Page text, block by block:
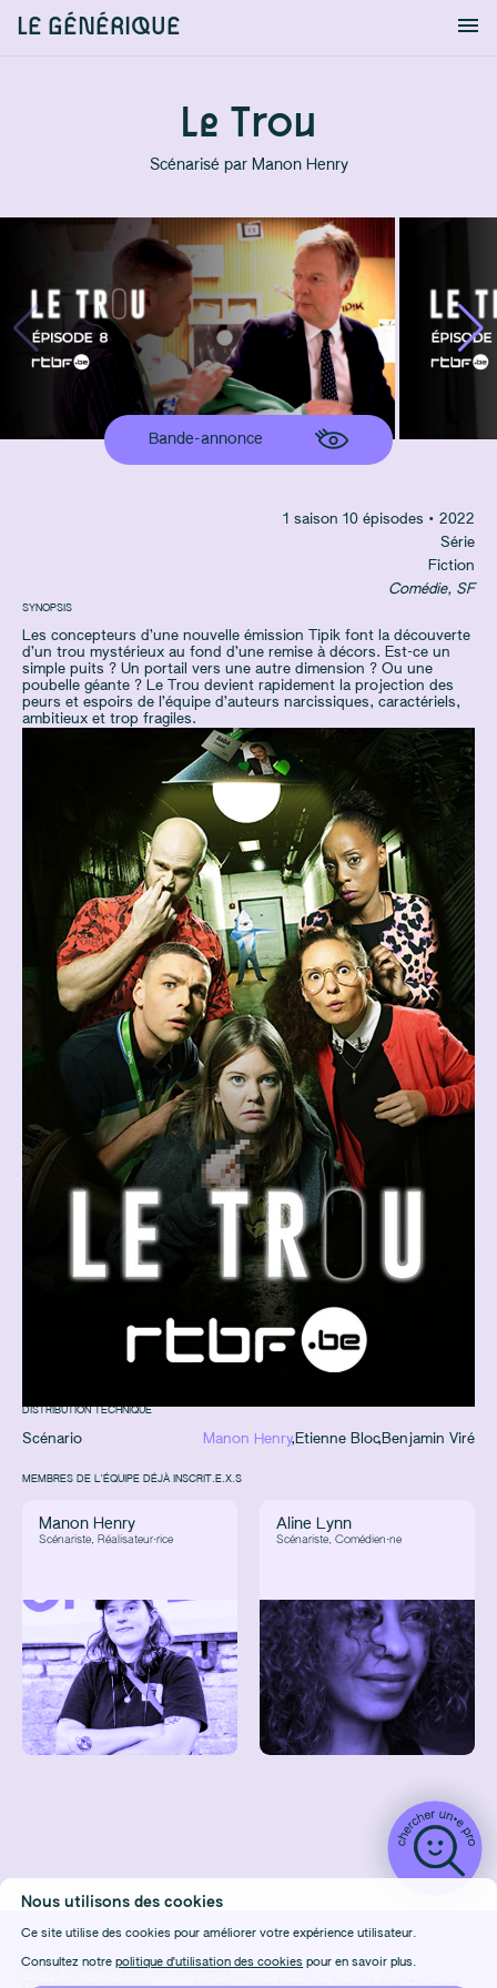
LE GÉNÉRIQUE
Le Trou
Scénarisé par Manon Henry
Bande-annonce
SYNOPSIS
Les concepteurs d’une nouvelle émission Tipik font la découverte
d’un trou mystérieux au fond d’une remise à décors. Est-ce un
simple puits ? Un portail vers une autre dimension ? Ou une
poubelle géante ? Le Trou devient rapidement la projection des
peurs et espoirs de l’équipe d’auteurs narcissiques, caractériels,
ambitieux et trop fragiles.
1 saison 10 épisodes • 2022
Série
Fiction
Comédie, SF
DISTRIBUTION TECHNIQUE
Scénario Manon Henry, Etienne Bloc, Benjamin Viré
MEMBRES DE L'ÉQUIPE DÉJÀ INSCRIT.E.X.S
Manon Henry
Scénariste, Réalisateur·rice
Aline Lynn
Scénariste, Comédien·ne
Nous utilisons des cookies
Ce site utilise des cookies pour améliorer votre expérience utilisateur.
Consultez notrepolitique d'utilisation des cookies pour en savoir plus.
CONDITIONS D'UTILISATIONCRÉDITS